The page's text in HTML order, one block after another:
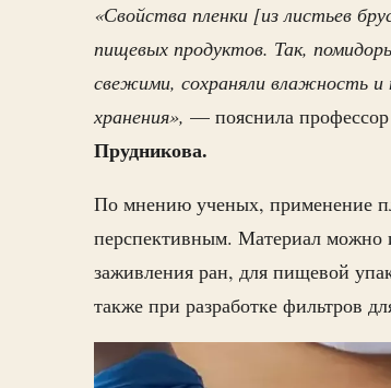
«Свойства пленки [из листьев
пищевых продуктов. Так,
свежими, сохраняли влажность и
хранения», — пояснила
Прудникова.
По мнению ученых, применение
перспективным. Материал можно
заживления ран, для пищевой
также при разработке фильтров